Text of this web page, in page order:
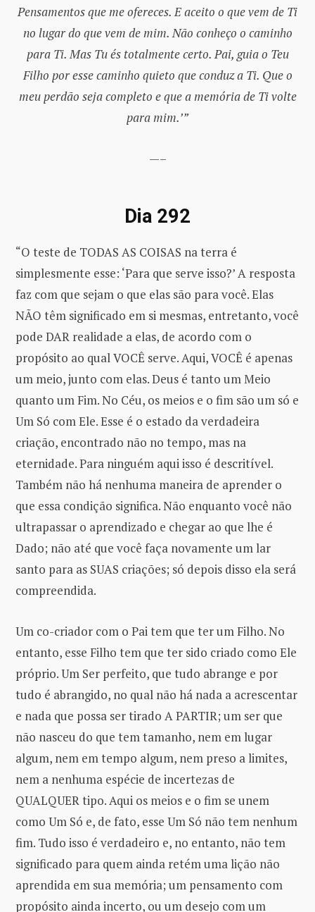
Pensamentos que me ofereces. E aceito o que vem de Ti
no lugar do que vem de mim. Não conheço o caminho
para Ti. Mas Tu és totalmente certo. Pai, guia o Teu
Filho por esse caminho quieto que conduz a Ti. Que o
meu perdão seja completo e que a memória de Ti volte
para mim.’”
—–
Dia 292
“O teste de TODAS AS COISAS na terra é
simplesmente esse: ‘Para que serve isso?’ A resposta
faz com que sejam o que elas são para você. Elas
NÃO têm significado em si mesmas, entretanto, você
pode DAR realidade a elas, de acordo com o
propósito ao qual VOCÊ serve. Aqui, VOCÊ é apenas
um meio, junto com elas. Deus é tanto um Meio
quanto um Fim. No Céu, os meios e o fim são um só e
Um Só com Ele. Esse é o estado da verdadeira
criação, encontrado não no tempo, mas na
eternidade. Para ninguém aqui isso é descritível.
Também não há nenhuma maneira de aprender o
que essa condição significa. Não enquanto você não
ultrapassar o aprendizado e chegar ao que lhe é
Dado; não até que você faça novamente um lar
santo para as SUAS criações; só depois disso ela será
compreendida.
Um co-criador com o Pai tem que ter um Filho. No
entanto, esse Filho tem que ter sido criado como Ele
próprio. Um Ser perfeito, que tudo abrange e por
tudo é abrangido, no qual não há nada a acrescentar
e nada que possa ser tirado A PARTIR; um ser que
não nasceu do que tem tamanho, nem em lugar
algum, nem em tempo algum, nem preso a limites,
nem a nenhuma espécie de incertezas de
QUALQUER tipo. Aqui os meios e o fim se unem
como Um Só e, de fato, esse Um Só não tem nenhum
fim. Tudo isso é verdadeiro e, no entanto, não tem
significado para quem ainda retém uma lição não
aprendida em sua memória; um pensamento com
propósito ainda incerto, ou um desejo com um